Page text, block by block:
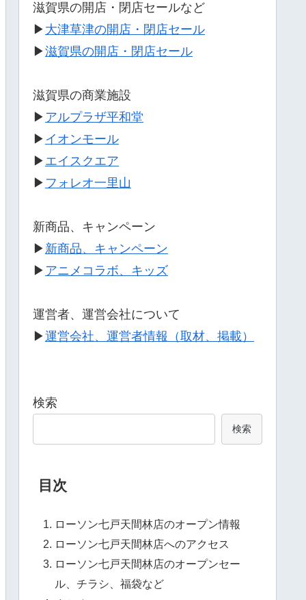
滋賀県の開店・閉店セールなど
▶ 大津草津の開店・閉店セール
▶滋賀県の開店・閉店セール
滋賀県の商業施設
▶ アルプラザ平和堂
▶ イオンモール
▶ エイスクエア
▶ フォレオ一里山
新商品、キャンペーン
▶ 新商品、キャンペーン
▶ アニメコラボ、キッズ
運営者、運営会社について
▶運営会社、運営者情報（取材、掲載）
検索
検索
目次
ローソン七戸天間林店のオープン情報
ローソン七戸天間林店へのアクセス
ローソン七戸天間林店のオープンセー
ル、チラシ、福袋など